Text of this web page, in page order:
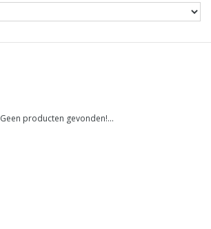
Geen producten gevonden!...